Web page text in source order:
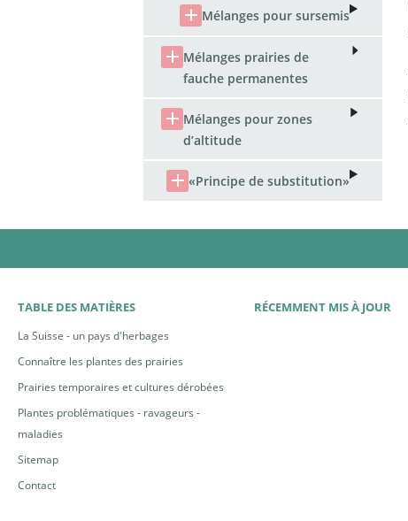
TABLE DES MATIÈRES
La Suisse - un pays d'herbages
Connaître les plantes des prairies
Prairies temporaires et cultures dérobées
Plantes problématiques - ravageurs -
maladies
Sitemap
Contact
RÉCEMMENT MIS À JOUR